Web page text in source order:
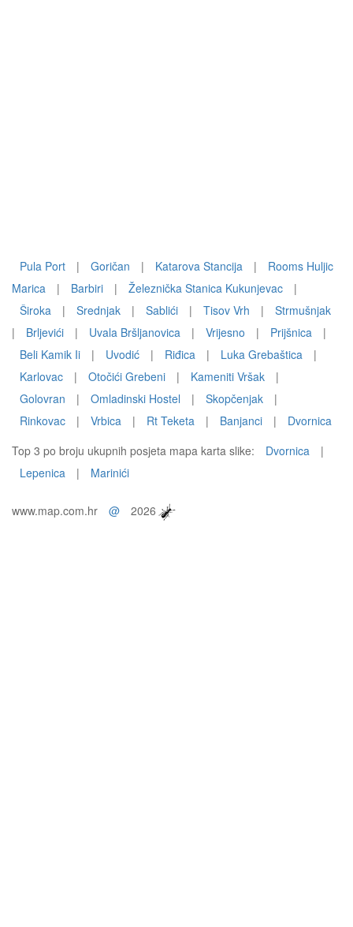
Pula Port | Goričan | Katarova Stancija |
Rooms Huljic
Marica
| Barbiri | Železnička Stanica Kukunjevac
|
Široka
| Srednjak | Sablići | Tisov Vrh |
Strmušnjak
|
Brljevići | Uvala Bršljanovica | Vrijesno | Prijšnica
|
Beli Kamik Ii
| Uvodić | Riđica | Luka Grebaštica
|
Karlovac
| Otočići Grebeni | Kameniti Vršak
|
Golovran
| Omladinski Hostel | Skopčenjak
|
Rinkovac
| Vrbica | Rt Teketa | Banjanci |
Dvornica
Top 3 po broju ukupnih posjeta mapa karta slike:
Dvornica
|
Lepenica
| Marinići
www.map.com.hr @ 2026